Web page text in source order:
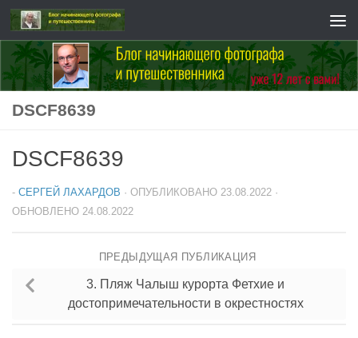
Перейти к содержимому
DSCF8639
DSCF8639
- СЕРГЕЙ ЛАХАРДОВ · ОПУБЛИКОВАНО 23.08.2022 ·
ОБНОВЛЕНО 24.08.2022
ПРЕДЫДУЩАЯ ПУБЛИКАЦИЯ
3. Пляж Чалыш курорта Фетхие и
достопримечательности в окрестностях